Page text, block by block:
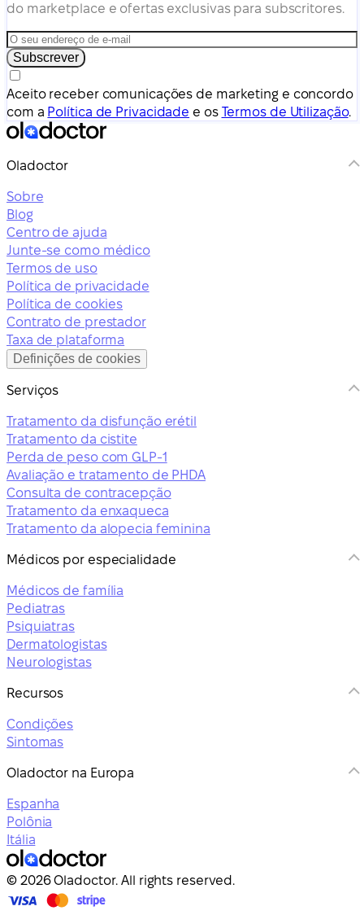
do marketplace e ofertas exclusivas para subscritores.
Subscrever
Aceito receber comunicações de marketing e concordo
com a Política de Privacidade e os Termos de Utilização.
Oladoctor
Sobre
Blog
Centro de ajuda
Junte-se como médico
Termos de uso
Política de privacidade
Política de cookies
Contrato de prestador
Taxa de plataforma
Definições de cookies
Serviços
Tratamento da disfunção erétil
Tratamento da cistite
Perda de peso com GLP-1
Avaliação e tratamento de PHDA
Consulta de contracepção
Tratamento da enxaqueca
Tratamento da alopecia feminina
Médicos por especialidade
Médicos de família
Pediatras
Psiquiatras
Dermatologistas
Neurologistas
Recursos
Condições
Sintomas
Oladoctor na Europa
Espanha
Polônia
Itália
© 2026 Oladoctor. All rights reserved.